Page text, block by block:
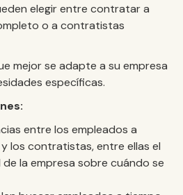
elegir entre contratar a
o a contratistas
mejor se adapte a su empresa
específicas.
entre los empleados a
los contratistas, entre ellas el
la empresa sobre cuándo se